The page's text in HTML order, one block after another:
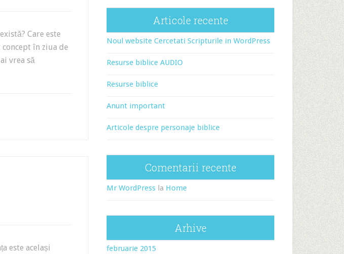
Care este
în ziua de
vrea să
este același
Articole recente
Noul website Cercetati Scripturile in WordPress
Resurse biblice AUDIO
Resurse biblice
Anunt important
Articole despre personaje biblice
Comentarii recente
Mr WordPress la Home
Arhive
februarie 2015